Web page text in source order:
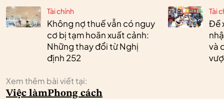
Tài chính
Không nợ thuế vẫn có nguy
cơ bị tạm hoãn xuất cảnh:
Những thay đổi từ Nghị
định 252
Tài
Đề
và
Xem thêm bài viết tại:
Việc làmPhong cách